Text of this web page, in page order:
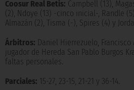
Coosur Real Betis: Campbell (13),
(2), Ndoye (13) -cinco inicial-, Randle
Almazán (2), Tisma (-), Spires (4) y
Árbitros: Daniel Hierrezuelo, Francisco
jugador de Hereda San Pablo Burgos
faltas personales.
Parciales: 15-27, 23-15, 21-21 y 36-14.